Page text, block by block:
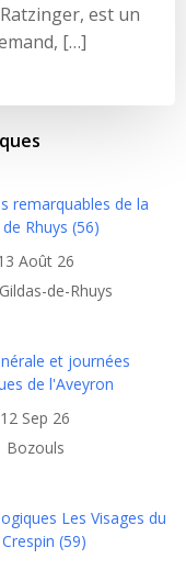
est un
[…]
remarquables de la
Rhuys (56)
Août 26
de-Rhuys
et journées
de l'Aveyron
12 Sep 26
Bozouls
Les Visages du
(59)